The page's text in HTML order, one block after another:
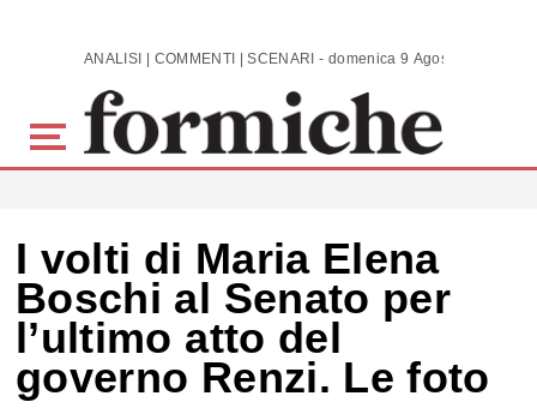
Skip to main content ANALISI | COMMENTI | SCENARI - domenica 9 Agosto 2026
I volti di Maria Elena
Boschi al Senato per
l’ultimo atto del
governo Renzi. Le foto